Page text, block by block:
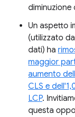
diminuzione
Un aspetto
(utilizzato
dati) ha
maggior
aumento
CLS e
LCP.
questa